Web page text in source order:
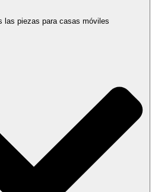
las piezas para casas móviles